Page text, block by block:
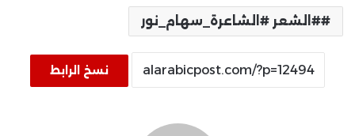
#الشعر #الشاعرة_سهام_نور
نسخ الرابط